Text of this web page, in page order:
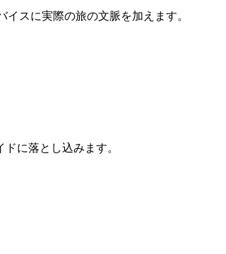
スに実際の旅の文脈を加えます。
に落とし込みます。